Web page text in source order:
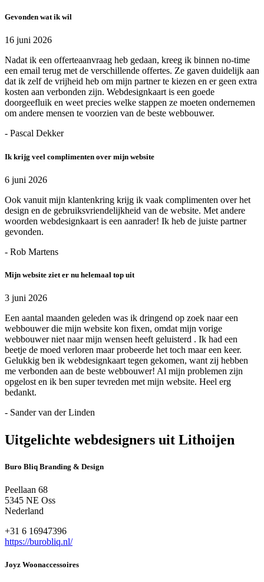
Gevonden wat ik wil
16 juni 2026
Nadat ik een offerteaanvraag heb gedaan, kreeg ik binnen no-time
een email terug met de verschillende offertes. Ze gaven duidelijk aan
dat ik zelf de vrijheid heb om mijn partner te kiezen en er geen extra
kosten aan verbonden zijn. Webdesignkaart is een goede
doorgeefluik en weet precies welke stappen ze moeten ondernemen
om andere mensen te voorzien van de beste webbouwer.
- Pascal Dekker
Ik krijg veel complimenten over mijn website
6 juni 2026
Ook vanuit mijn klantenkring krijg ik vaak complimenten over het
design en de gebruiksvriendelijkheid van de website. Met andere
woorden webdesignkaart is een aanrader! Ik heb de juiste partner
gevonden.
- Rob Martens
Mijn website ziet er nu helemaal top uit
3 juni 2026
Een aantal maanden geleden was ik dringend op zoek naar een
webbouwer die mijn website kon fixen, omdat mijn vorige
webbouwer niet naar mijn wensen heeft geluisterd . Ik had een
beetje de moed verloren maar probeerde het toch maar een keer.
Gelukkig ben ik webdesignkaart tegen gekomen, want zij hebben
me verbonden aan de beste webbouwer! Al mijn problemen zijn
opgelost en ik ben super tevreden met mijn website. Heel erg
bedankt.
- Sander van der Linden
Uitgelichte webdesigners uit Lithoijen
Buro Bliq Branding & Design
Peellaan 68
5345 NE Oss
Nederland
+31 6 16947396
https://burobliq.nl/
Joyz Woonaccessoires